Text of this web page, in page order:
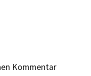
Kommentar